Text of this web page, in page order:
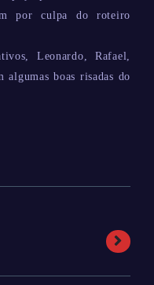
por culpa do roteiro
Leonardo, Rafael,
algumas boas risadas do